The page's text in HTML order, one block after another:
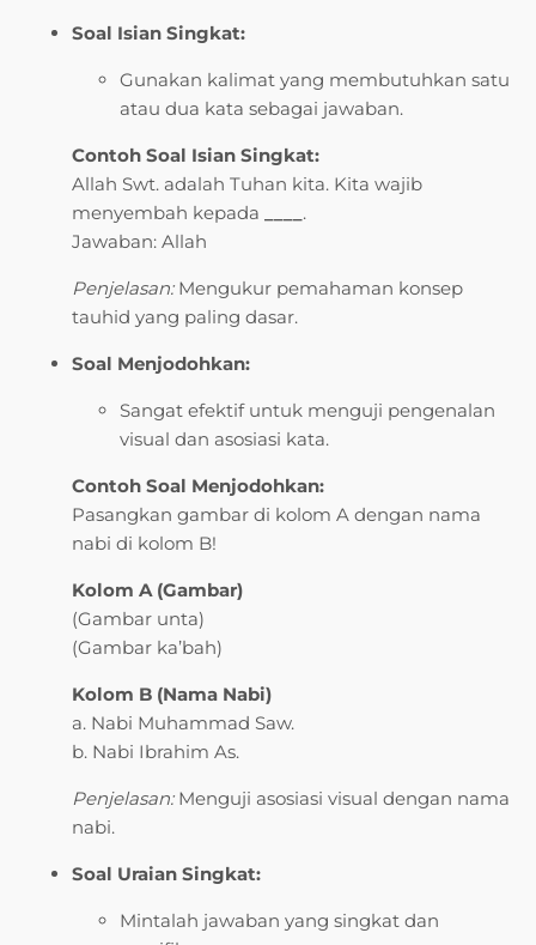
Soal Isian Singkat:
Gunakan kalimat yang membutuhkan satu
atau dua kata sebagai jawaban.
Contoh Soal Isian Singkat:
Allah Swt. adalah Tuhan kita. Kita wajib
menyembah kepada
.
Jawaban: Allah
Penjelasan:Mengukur pemahaman konsep
tauhid yang paling dasar.
Soal Menjodohkan:
Sangat efektif untuk menguji pengenalan
visual dan asosiasi kata.
Contoh Soal Menjodohkan:
Pasangkan gambar di kolom A dengan nama
nabi di kolom B!
Kolom A (Gambar)
(Gambar unta)
(Gambar ka’bah)
Kolom B (Nama Nabi)
a. Nabi Muhammad Saw.
b. Nabi Ibrahim As.
Penjelasan:Menguji asosiasi visual dengan nama
nabi.
Soal Uraian Singkat:
Mintalah jawaban yang singkat dan